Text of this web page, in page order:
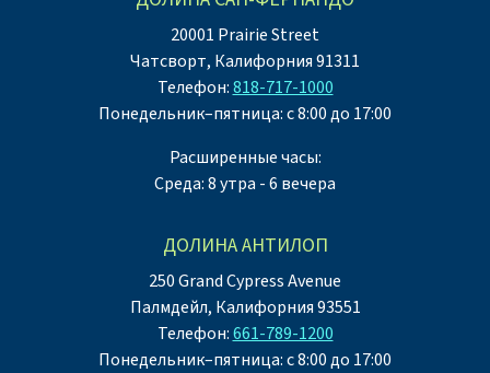
20001 Prairie Street
Чатсворт, Калифорния 91311
Телефон:818-717-1000
Понедельник–пятница: с 8:00 до 17:00
Расширенные часы:
Среда: 8 утра - 6 вечера
ДОЛИНА АНТИЛОП
250 Grand Cypress Avenue
Палмдейл, Калифорния 93551
Телефон:661-789-1200
Понедельник–пятница: с 8:00 до 17:00